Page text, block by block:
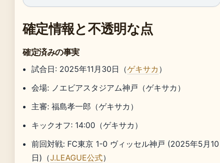
確定情報と不透明な点
確定済みの事実
試合日: 2025年11月30日（ゲキサカ ）
会場: ノエビアスタジアム神戸（ゲキサカ）
主審: 福島孝一郎（ゲキサカ）
キックオフ: 14:00（ゲキサカ）
前回対戦: FC東京 1-0 ヴィッセル神戸 (2025年5月10
日)（J.LEAGUE公式）